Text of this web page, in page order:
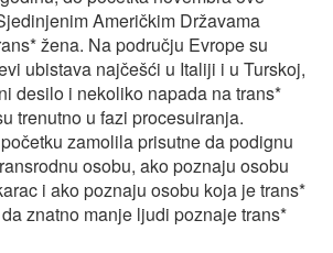
Američkim Državama
žena. Na području Evrope su
ubistava najčešći u Italiji i u Turskoj,
desilo i nekoliko napada na trans*
trenutno u fazi procesuiranja.
zamolila prisutne da podignu
osobu, ako poznaju osobu
i ako poznaju osobu koja je trans*
znatno manje ljudi poznaje trans*